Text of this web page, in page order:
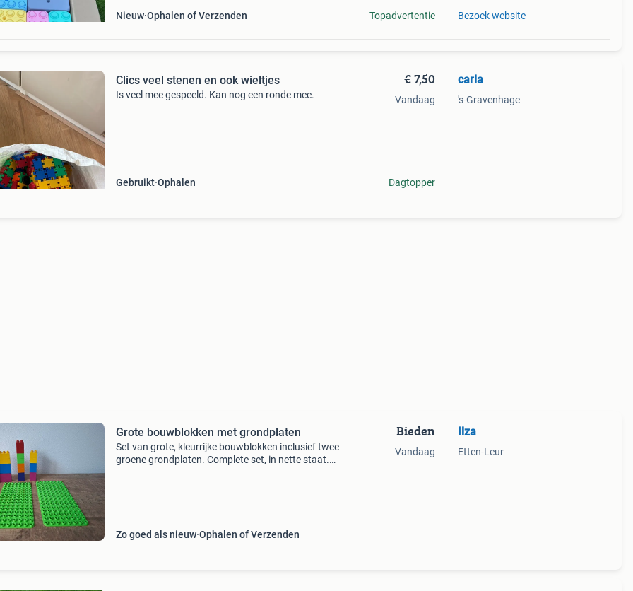
Nieuw Ophalen of Verzenden Topadvertentie Bezoek website
Clics veel stenen en ook wieltjes
Is veel mee gespeeld. Kan nog een ronde mee.
Gebruikt Ophalen
€ 7,50
Vandaag
Dagtopper
carla
's-Gravenhage
Grote bouwblokken met grondplaten
Set van grote, kleurrijke bouwblokken inclusief twee
groene grondplaten. Complete set, in nette staat.
Zo goed als nieuw Ophalen of Verzenden
Bieden
Vandaag
Ilza
Etten-Leur